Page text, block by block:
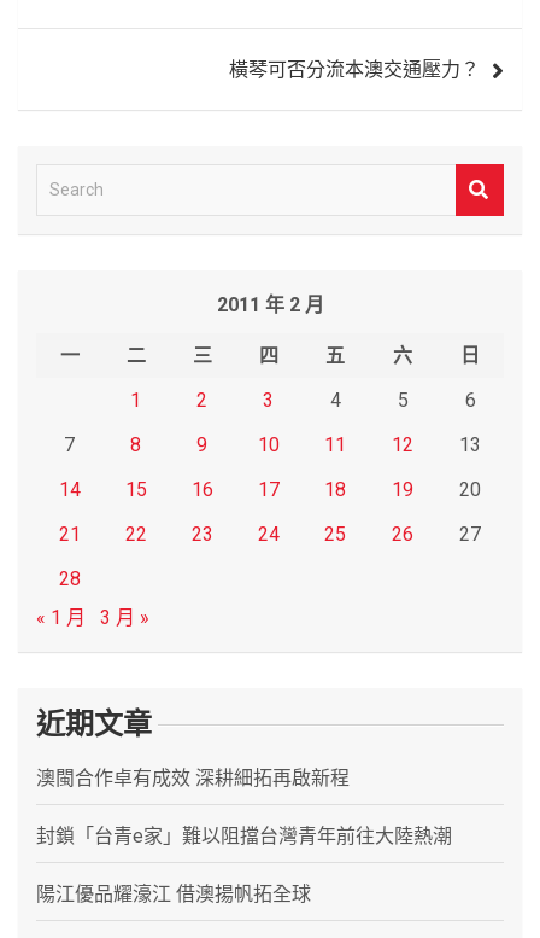
橫琴可否分流本澳交通壓力？
e
2011 年 2 月
一 二 三 四 五 六
日
1
2 3 4 5
6
7
8 9 10 11 12
13
14
15 16 17 18 19
20
21
22 23 24 25 26
27
28
« 1 月
3 月 »
近期文章
澳閩合作卓有成效 深耕細拓再啟新程
封鎖「台青e家」難以阻擋台灣青年前往大陸熱潮
陽江優品耀濠江 借澳揚帆拓全球